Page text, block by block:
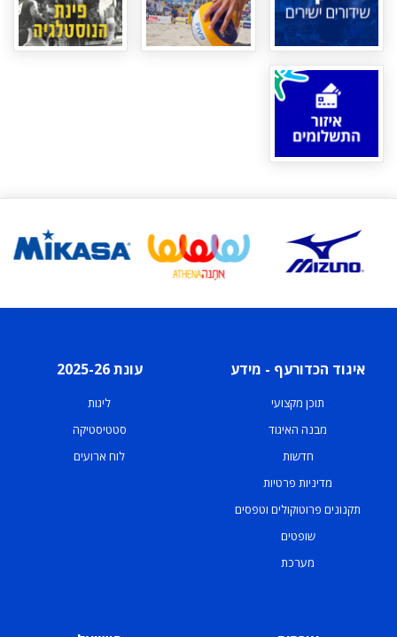
איגוד הכדורעף - מידע
תוכן מקצועי
מבנה האיגוד
חדשות
מדיניות פרטיות
תקנונים פרוטוקולים וטפסים
שופטים
מערכת
עונת 2025-26
ליגות
סטטיסטיקה
לוח ארועים